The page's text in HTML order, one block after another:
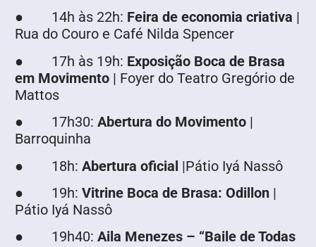
● 14h às 22h: Feira de economia criativa |
Rua do Couro e Café Nilda Spencer
● 17h às 19h: Exposição Boca de Brasa
em Movimento | Foyer do Teatro Gregório de
Mattos
● 17h30: Abertura do Movimento |
Barroquinha
● 18h: Abertura oficial |Pátio Iyá Nassô
● 19h: Vitrine Boca de Brasa: Odillon |
Pátio Iyá Nassô
● 19h40: Aila Menezes – “Baile de Todas